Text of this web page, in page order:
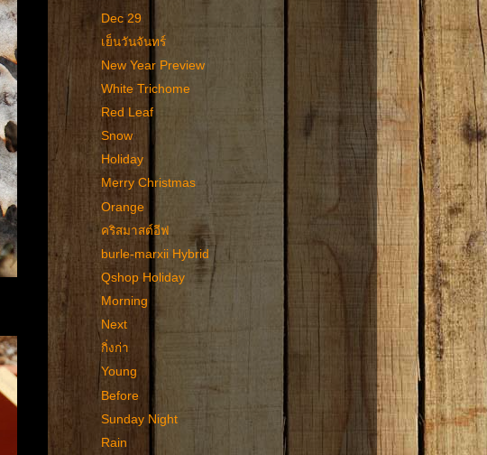
Dec 29
เย็นวันจันทร์
New Year Preview
White Trichome
Red Leaf
Snow
Holiday
Merry Christmas
Orange
คริสมาสต์อีฟ
burle-marxii Hybrid
Qshop Holiday
Morning
Next
กิ่งก่า
Young
Before
Sunday Night
Rain